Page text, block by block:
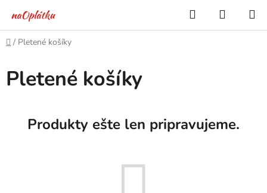
obsah
Hľadať
KOŠÍK
Domov
/ Pletené košíky
Pletené košíky
Produkty ešte len pripravujeme.